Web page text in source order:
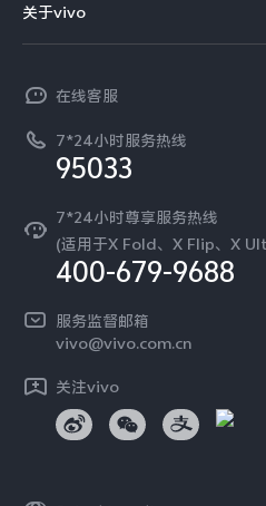
T系列
NEX系列
订单查询
查找手机
环保回收
安全公告
服务隐私政策
vivo 办公套件
开放平台
vivo 企业业务
廉正合规
国补营业执照
无线电发射设备销售备案
关于vivo
工作机会
新闻资讯
可持续发展
开发者社区
蓝河操作系统
vivo 通信
在线客服
7*24小时服务热线
95033
7*24小时尊享服务热线
(适用于X Fold、X Flip、X
400-679-9688
服务监督邮箱
vivo@vivo.com.cn
关注vivo